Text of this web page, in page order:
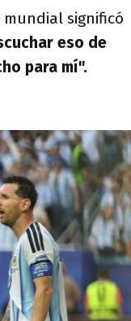
significó
eso de
para mí".